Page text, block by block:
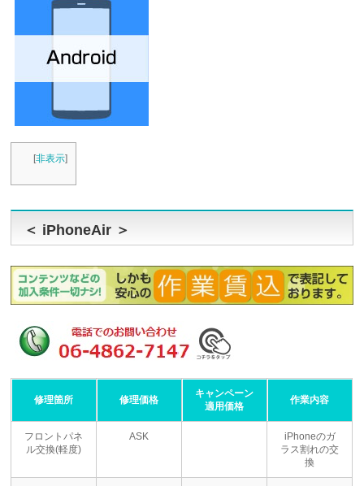
[非表示]
＜ iPhoneAir ＞
修理箇所 修理価格
キャンペーン
適用価格
作業内容
フロントパネ
ル交換(軽度)
ASK
iPhoneのガ
ラス割れの交
換